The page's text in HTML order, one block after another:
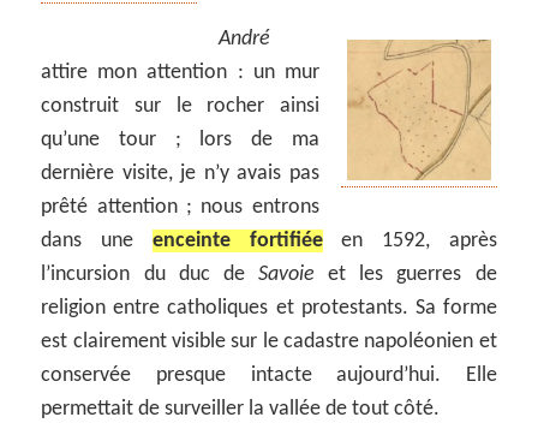
André
attire mon attention : un mur
construit sur le rocher ainsi
qu’une tour ; lors de ma
dernière visite, je n’y avais pas
prêté attention ; nous entrons
dans une enceinte fortifiéeen 1592, après
l’incursion du duc de Savoie et les guerres de
religion entre catholiques et protestants. Sa forme
est clairement visible sur le cadastre napoléonien et
conservée presque intacte aujourd’hui. Elle
permettait de surveiller la vallée de tout côté.